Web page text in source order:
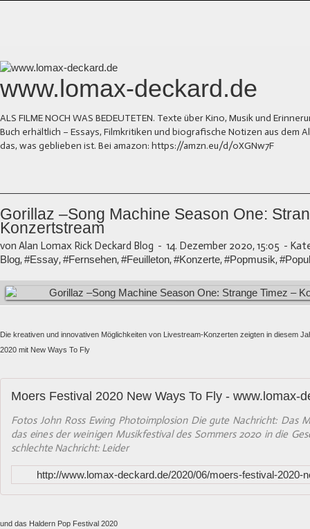
www.lomax-deckard.de
ALS FILME NOCH WAS BEDEUTETEN. Texte über Kino, Musik und
Buch erhältlich – Essays, Filmkritiken und biografische Notizen aus dem
das, was geblieben ist. Bei amazon: https://amzn.eu/d/0XGNw7F
Gorillaz –Song Machine Season One:
Konzertstream
von Alan Lomax Rick Deckard Blog - 14. Dezember 2020, 15:05 -
Blog,#Essay,#Fernsehen,#Feuilleton,#Konzerte,#Popmusik,
Die kreativen und innovativen Möglichkeiten von Livestream-Konzerten zeigten in diesem
2020 mit New Ways To Fly
Moers Festival 2020 New Ways To Fly - www.lomax-
Fotos John Ross Ewing Photoimplosion Die gute Nachricht: Das
das eines der weinigen Musikfestival des Sommers 2020 in die
schlechte Nachricht: Leider
http://www.lomax-deckard.de/2020/06/moers-festival-2020-
und das Haldern Pop Festival 2020